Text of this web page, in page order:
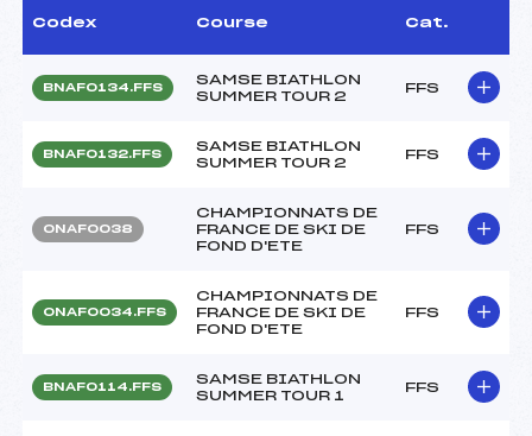
Codex Course Cat.
BNAF0134.FFS
SAMSE BIATHLON
SUMMER TOUR 2
FFS
BNAF0132.FFS
SAMSE BIATHLON
SUMMER TOUR 2
FFS
ONAF0038
CHAMPIONNATS DE
FRANCE DE SKI DE
FOND D'ETE
FFS
ONAF0034.FFS
CHAMPIONNATS DE
FRANCE DE SKI DE
FOND D'ETE
FFS
BNAF0114.FFS
SAMSE BIATHLON
SUMMER TOUR 1
FFS